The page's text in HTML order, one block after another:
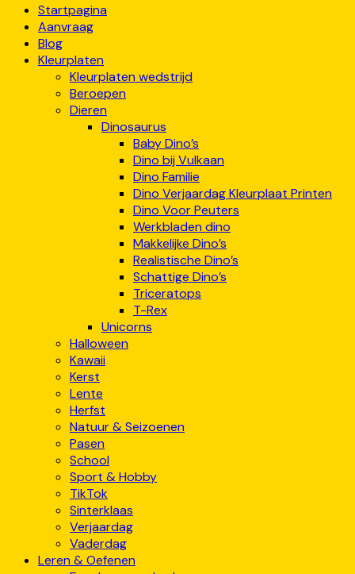
Startpagina
Aanvraag
Blog
Kleurplaten
Kleurplaten wedstrijd
Beroepen
Dieren
Dinosaurus
Baby Dino’s
Dino bij Vulkaan
Dino Familie
Dino Verjaardag Kleurplaat Printen
Dino Voor Peuters
Werkbladen dino
Makkelijke Dino’s
Realistische Dino’s
Schattige Dino’s
Triceratops
T-Rex
Unicorns
Halloween
Kawaii
Kerst
Lente
Herfst
Natuur & Seizoenen
Pasen
School
Sport & Hobby
TikTok
Sinterklaas
Verjaardag
Vaderdag
Leren & Oefenen